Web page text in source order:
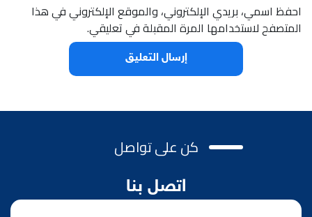
احفظ اسمي، بريدي الإلكتروني، والموقع الإلكتروني في هذا
المتصفح لاستخدامها المرة المقبلة في تعليقي.
كن على تواصل
اتصل بنا